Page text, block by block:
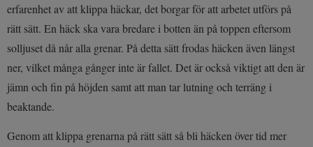
erfarenhet av att klippa häckar, det borgar för att arbetet utförs på
rätt sätt. En häck ska vara bredare i botten än på toppen eftersom
solljuset då når alla grenar. På detta sätt frodas häcken även längst
ner, vilket många gånger inte är fallet. Det är också viktigt att den är
jämn och fin på höjden samt att man tar lutning och terräng i
beaktande.
Genom att klippa grenarna på rätt sätt så bli häcken över tid mer